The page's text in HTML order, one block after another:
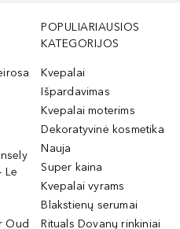
Le
Oud
POPULIARIAUSIOS
KATEGORIJOS
Kvepalai
Išpardavimas
Kvepalai moterims
Dekoratyvinė kosmetika
Nauja
Super kaina
Kvepalai vyrams
Blakstienų serumai
Rituals Dovanų rinkiniai